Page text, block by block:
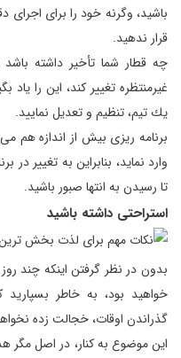
باشید،‌ وگرنه خود را برای
قرار ندهید.
چه قطار شما تأخیر داشته
غیرمنتظره تغییر كند، این را
یك تیم، تنظیم و تعدیل نمایید.
برنامه ریزی بیش از اندازه هم
وارد نماید،‌ بنابراین به تغییر
تا رسیدن به انتها صبور باشید.
استراحتی داشته باشید
بدون در نظر گرفتن اینكه چند
خواهید بود، به خاطر
گذراندن اوقات،‌ خجالت زده
این موضوع به كنار، در اصل